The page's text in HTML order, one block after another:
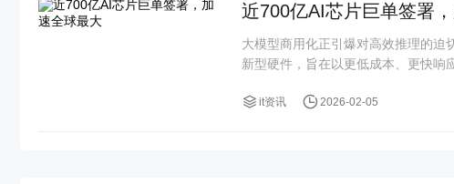
近700亿AI芯片巨单签署
大模型商用化正引爆对高效推理的迫
新型硬件，旨在以更低成本、更快响
it资讯 2026-02-05